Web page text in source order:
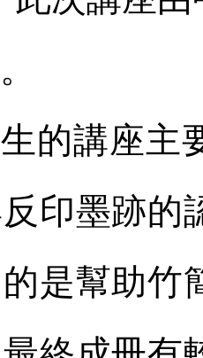
的講座主
印墨跡的
是幫助竹